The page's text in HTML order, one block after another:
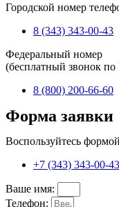
Городской номер
8 (343) 343-00-43
Федеральный номер
(бесплатный звонок
8 (800) 200-66-60
Форма заявки
Воспользуйтесь
+7 (343) 343-00-43
Ваше имя:
Телефон: